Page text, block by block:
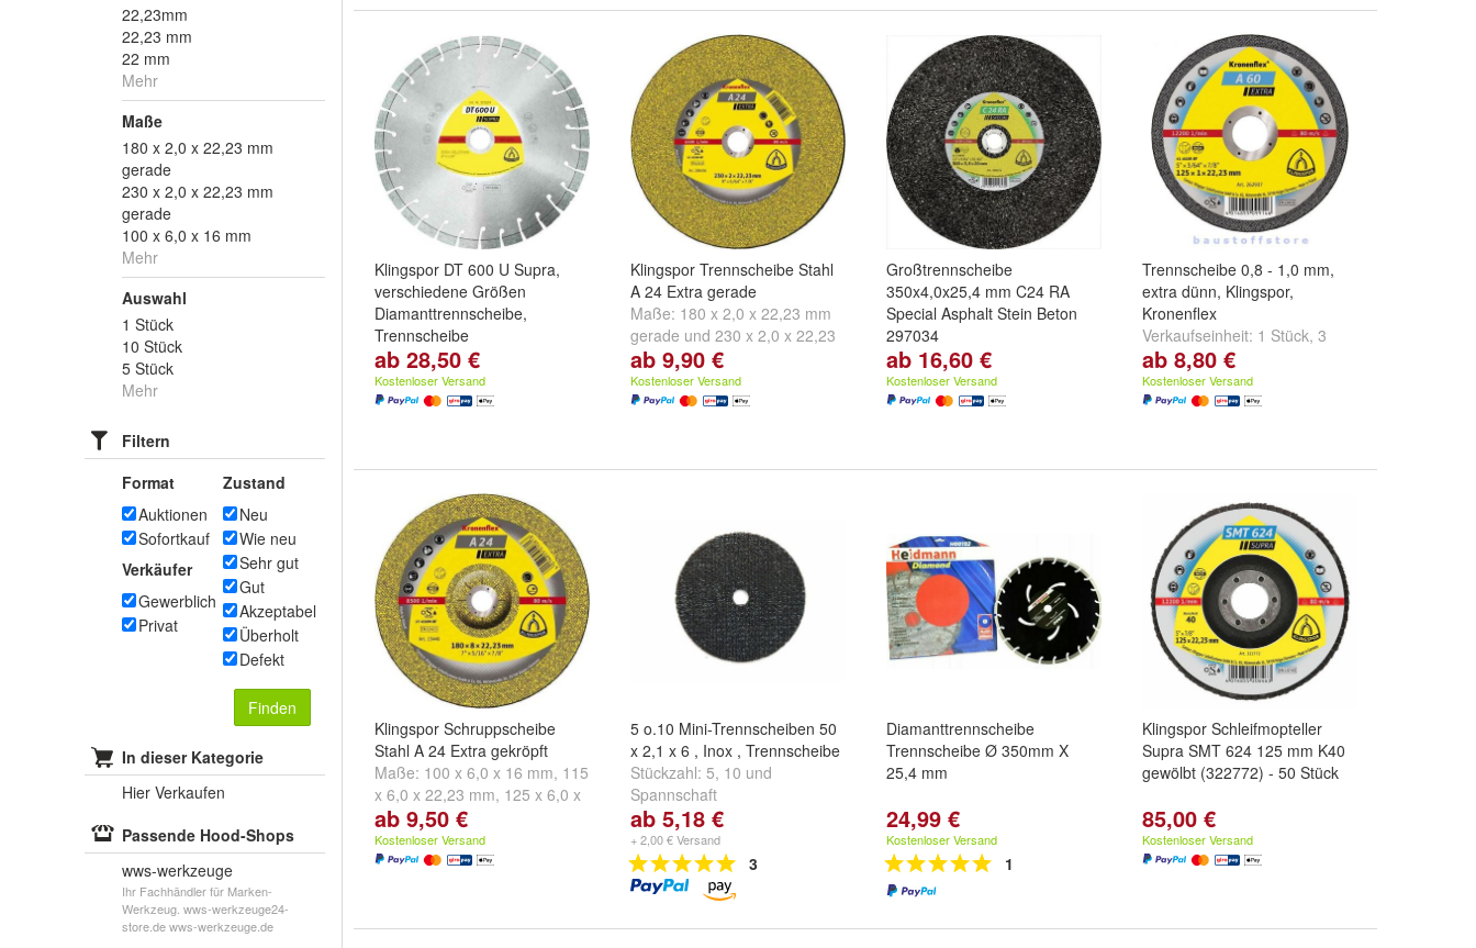
22,23mm
22,23 mm
22 mm
Mehr
Maße
180 x 2,0 x 22,23 mm
gerade
230 x 2,0 x 22,23 mm
gerade
100 x 6,0 x 16 mm
Mehr
Auswahl
1 Stück
10 Stück
5 Stück
Mehr
Filtern
Format
Auktionen
Sofortkauf
Verkäufer
Gewerblich
Privat
Zustand
Neu
Wie neu
Sehr gut
Gut
Akzeptabel
Überholt
Defekt
Finden
In dieser Kategorie
Hier Verkaufen
Passende Hood-Shops
wws-werkzeuge
Ihr Fachhändler für Marken-
Werkzeug. wws-werkzeuge24-
store.de wws-werkzeuge.de
Klingspor DT 600 U Supra,
verschiedene Größen
Diamanttrennscheibe,
Trennscheibe
Maße:115 x 22,23 mm
22,23 mm,150 x 22,23 mm
undweitere ...
ab 28,50 €
Kostenloser Versand
Klingspor Trennscheibe Stahl
A 24 Extra gerade
Maße: 180 x 2,0 x 22,23 mm
gerade und 230 x 2,0 x 22,23
mm gerade
ab 9,90 €
Kostenloser Versand
Großtrennscheibe
350x4,0x25,4 mm C24 RA
Special Asphalt Stein Beton
297034
Auswahl:1 Stück
10 Stück
ab 16,60 €
Kostenloser Versand
Trennscheibe 0,8 - 1,0 mm,
extra dünn, Klingspor,
Kronenflex
Verkaufseinheit: 1 Stück, 3
Stück, 5 Stück
ab 8,80 €
Kostenloser Versand
Klingspor Schruppscheibe
Stahl A 24 Extra gekröpft
Maße: 100 x 6,0 x 16 mm, 115
x 6,0 x 22,23 mm, 125 x 6,0 x
22,23 mmund
ab 9,50 €
Kostenloser Versand
5 o.10 Mini-Trennscheiben 50
x 2,1 x 6 , Inox , Trennscheibe
Stückzahl: 5, 10 und
Spannschaft
ab 5,18 €
+ 2,00 € Versand
3
Diamanttrennscheibe
Trennscheibe Ø 350mm X
25,4 mm
24,99 €
Kostenloser Versand
1
Klingspor Schleifmopteller
Supra SMT 624 125 mm K40
gewölbt (322772) - 50 Stück
85,00 €
Kostenloser Versand